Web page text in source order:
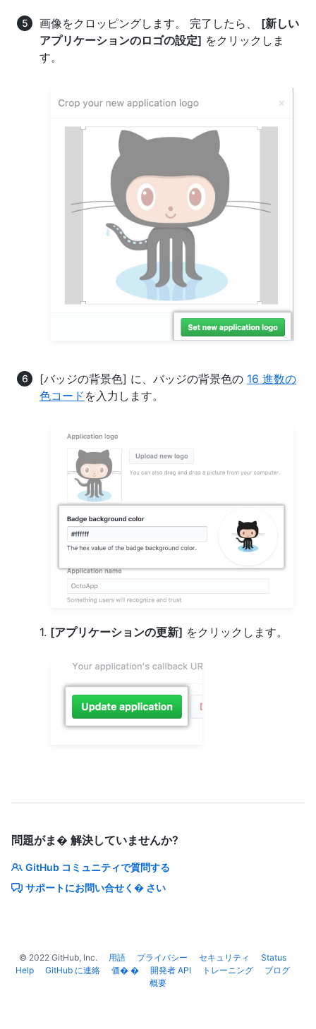
画像をクロッピングします。 完了したら、 [新しい
アプリケーションのロゴの設定] をクリックしま
す。
[バッジの背景色] に、バッジの背景色の 16 進数の
色コード を入力します。
1. [アプリケーションの更新] をクリックします。
問題がま� 解決していませんか?
GitHub コミュニティで質問する
サポートにお問い合せく� さい
© 2022GitHub, Inc. 用語 プライバシー セキュリティ
Status
Help
GitHub に連絡 価� � 開発者 API トレーニング
ブログ
概要